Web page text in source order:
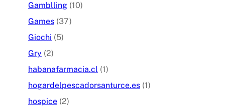
Gamblling (10)
Games (37)
Giochi (5)
Gry (2)
habanafarmacia.cl (1)
hogardelpescadorsanturce.es (1)
hospice (2)